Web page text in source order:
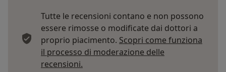
Tutte le recensioni contano e non possono
essere rimosse o modificate dai dottori a
proprio piacimento. Scopri come funziona
il processo di moderazione delle
recensioni.